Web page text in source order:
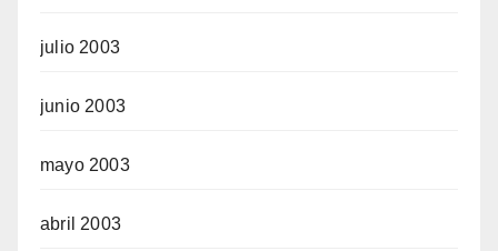
julio 2003
junio 2003
mayo 2003
abril 2003